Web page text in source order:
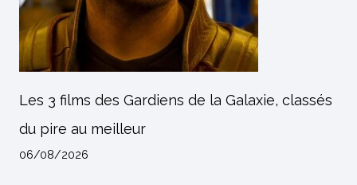
Les 3 films des Gardiens de la Galaxie, classés
du pire au meilleur
06/08/2026